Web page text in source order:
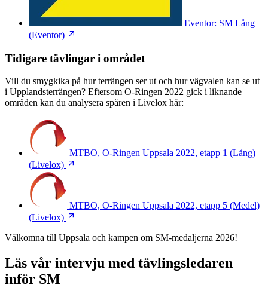
Eventor: SM Lång
(Eventor)
Tidigare tävlingar i området
Vill du smygkika på hur terrängen ser ut och hur vägvalen kan se ut
i Upplandsterrängen? Eftersom O-Ringen 2022 gick i liknande
områden kan du analysera spåren i Livelox här:
MTBO, O-Ringen Uppsala 2022, etapp 1 (Lång)
(Livelox)
MTBO, O-Ringen Uppsala 2022, etapp 5 (Medel)
(Livelox)
Välkomna till Uppsala och kampen om SM-medaljerna 2026!
Läs vår intervju med tävlingsledaren
inför SM